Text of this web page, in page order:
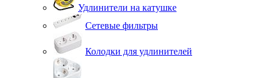
Удлинители на катушке
Сетевые фильтры
Колодки для удлинителей